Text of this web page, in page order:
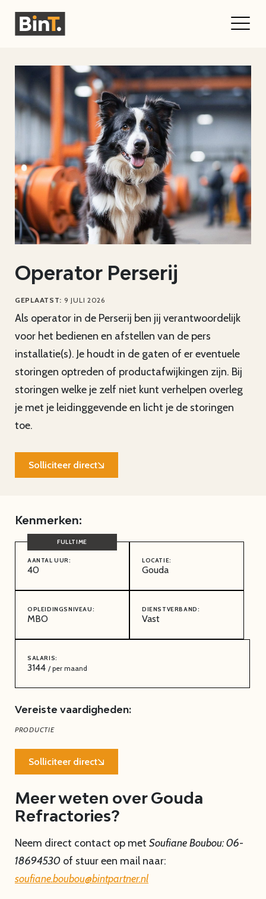
Operator Perserij
GEPLAATST: 9 JULI 2026
Als operator in de Perserij ben jij verantwoordelijk
voor het bedienen en afstellen van de pers
installatie(s). Je houdt in de gaten of er eventuele
storingen optreden of productafwijkingen zijn. Bij
storingen welke je zelf niet kunt verhelpen overleg
je met je leidinggevende en licht je de storingen
toe.
Solliciteer direct
Kenmerken:
AANTAL UUR:
40
LOCATIE:
Gouda
OPLEIDINGSNIVEAU:
MBO
DIENSTVERBAND:
Vast
SALARIS:
3144 / per maand
Vereiste vaardigheden:
PRODUCTIE
Solliciteer direct
Meer weten over Gouda
Refractories?
Neem direct contact op met Soufiane Boubou: 06-
18694530 of stuur een mail naar:
soufiane.boubou@bintpartner.nl